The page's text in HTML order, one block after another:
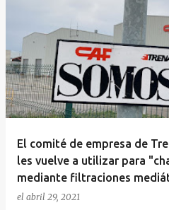
El comité de empresa de
les vuelve a utilizar para
mediante filtraciones
el abril 29, 2021